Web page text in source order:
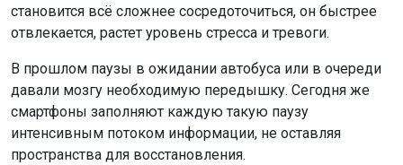
становится всё сложнее сосредоточиться, он быстрее
отвлекается, растет уровень стресса и тревоги.
В прошлом паузы в ожидании автобуса или в очереди
давали мозгу необходимую передышку. Сегодня же
смартфоны заполняют каждую такую паузу
интенсивным потоком информации, не оставляя
пространства для восстановления.